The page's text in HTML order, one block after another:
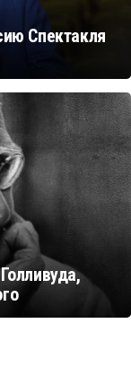
Спектакля